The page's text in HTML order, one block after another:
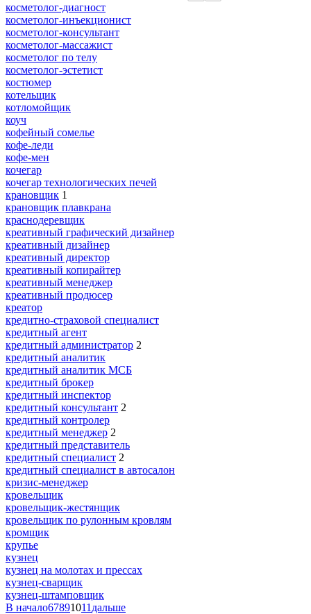
косметолог-диагност
косметолог-инъекционист
косметолог-консультант
косметолог-массажист
косметолог по телу
косметолог-эстетист
костюмер
котельщик
котломойщик
коуч
кофейный сомелье
кофе-леди
кофе-мен
кочегар
кочегар технологических печей
крановщик 1
крановщик плавкрана
краснодеревщик
креативный графический дизайнер
креативный дизайнер
креативный директор
креативный копирайтер
креативный менеджер
креативный продюсер
креатор
кредитно-страховой специалист
кредитный агент
кредитный администратор 2
кредитный аналитик
кредитный аналитик МСБ
кредитный брокер
кредитный инспектор
кредитный консультант 2
кредитный контролер
кредитный менеджер 2
кредитный представитель
кредитный специалист 2
кредитный специалист в автосалон
кризис-менеджер
кровельщик
кровельщик-жестянщик
кровельщик по рулонным кровлям
кромщик
крупье
кузнец
кузнец на молотах и прессах
кузнец-сварщик
кузнец-штамповщик
В начало67891011 дальше